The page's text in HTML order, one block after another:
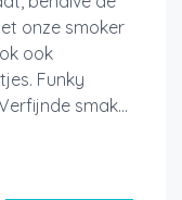
onze smoker
ook
Funky
smak...